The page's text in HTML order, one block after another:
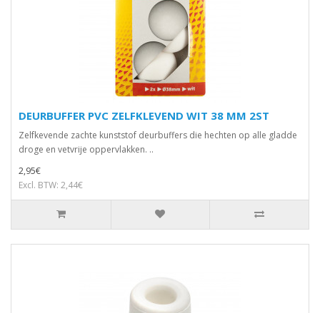
DEURBUFFER PVC ZELFKLEVEND WIT 38 MM 2ST
Zelfkevende zachte kunststof deurbuffers die hechten op alle gladde
droge en vetvrije oppervlakken. ..
2,95€
Excl. BTW: 2,44€